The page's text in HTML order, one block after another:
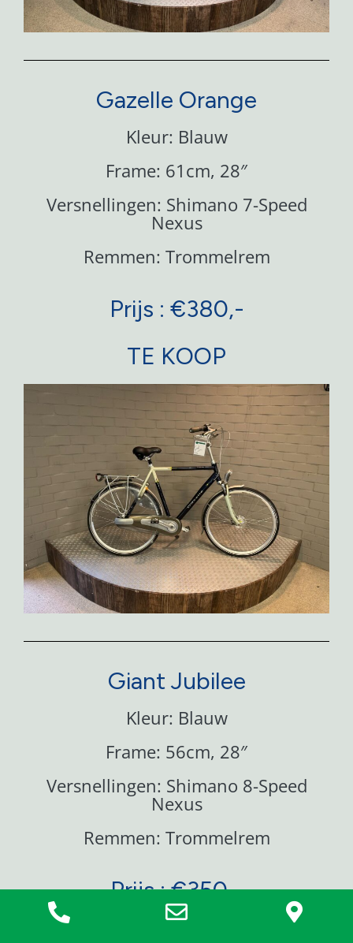
Gazelle Orange
Kleur: Blauw
Frame: 61cm, 28″
Versnellingen: Shimano 7-Speed
Nexus
Remmen: Trommelrem
Prijs : €380,-
TE KOOP
Giant Jubilee
Kleur: Blauw
Frame: 56cm, 28″
Versnellingen: Shimano 8-Speed
Nexus
Remmen: Trommelrem
Prijs : €350,-